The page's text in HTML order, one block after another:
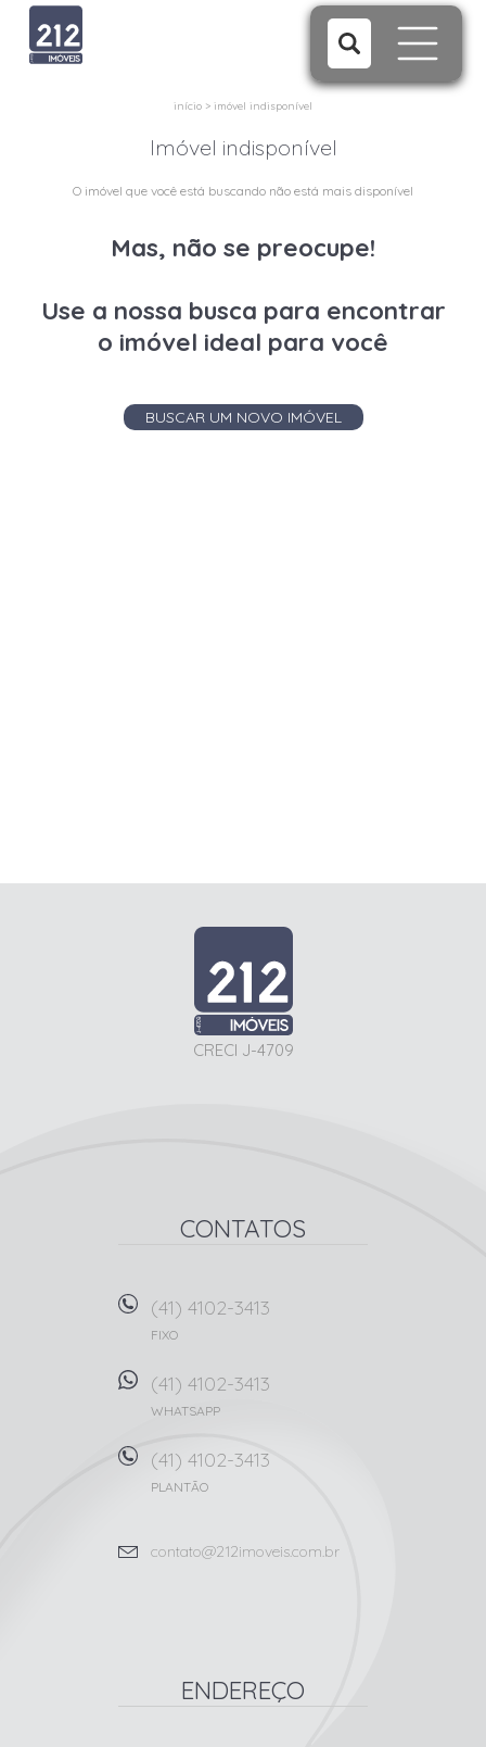
início > imóvel indisponível
Imóvel indisponível
O imóvel que você está buscando não está mais disponível
Mas, não se preocupe!
Use a nossa busca para encontrar
o imóvel ideal para você
BUSCAR UM NOVO IMÓVEL
CRECI J-4709
CONTATOS
(41) 4102-3413
FIXO
(41) 4102-3413
WHATSAPP
(41) 4102-3413
PLANTÃO
contato@212imoveis.com.br
ENDEREÇO